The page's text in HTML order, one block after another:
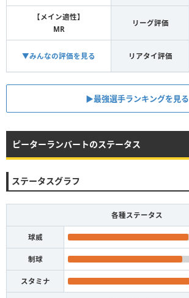
【メイン適性】
MR
リーグ評価
▼みんなの評価を見る リアタイ評価
▶︎最強選手ランキングを見る
ピーターランバートのステータス
ステータスグラフ
各種ステータス
球威
制球
スタミナ